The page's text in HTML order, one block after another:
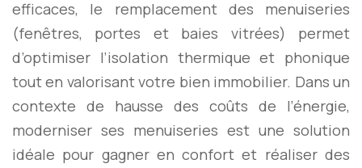
efficaces, le remplacement des menuiseries
(fenêtres, portes et baies vitrées) permet
d’optimiser l’isolation thermique et phonique
tout en valorisant votre bien immobilier. Dans un
contexte de hausse des coûts de l’énergie,
moderniser ses menuiseries est une solution
idéale pour gagner en confort et réaliser des